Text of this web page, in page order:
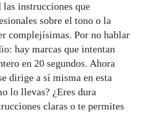
las instrucciones que
sobre el tono o la
complejísimas. Por no hablar
hay marcas que intentan
en 20 segundos. Ahora
dirige a sí misma en esta
lo llevas? ¿Eres dura
claras o te permites